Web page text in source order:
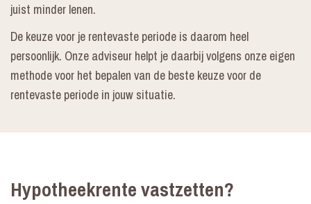
juist minder lenen.
De keuze voor je rentevaste periode is daarom heel
persoonlijk. Onze adviseur helpt je daarbij volgens onze eigen
methode voor het bepalen van de beste keuze voor de
rentevaste periode in jouw situatie.
Hypotheekrente vastzetten?